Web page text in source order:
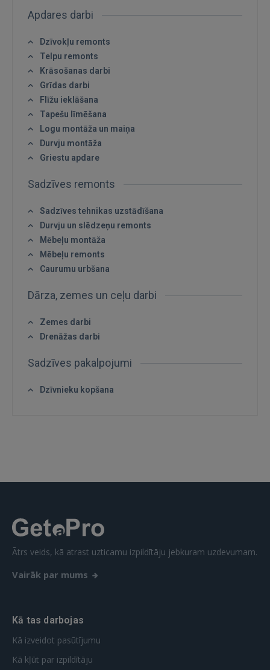
Aizmirsāt paroli?
GOOGLE
Apdares darbi
Dzīvokļu remonts
Telpu remonts
Krāsošanas darbi
Grīdas darbi
Flīžu ieklāšana
Tapešu līmēšana
Logu montāža un maiņa
Durvju montāža
Griestu apdare
Sadzīves remonts
Sadzīves tehnikas uzstādīšana
Durvju un slēdzeņu remonts
Mēbeļu montāža
Mēbeļu remonts
Caurumu urbšana
Dārza, zemes un ceļu darbi
Zemes darbi
Drenāžas darbi
Sadzīves pakalpojumi
Dzīvnieku kopšana
Ātrs veids, kā atrast uzticamu izpildītāju jebkuram uzdevumam.
Vairāk par mums
Kā tas darbojas
Kā izveidot pasūtījumu
Kā kļūt par izpildītāju